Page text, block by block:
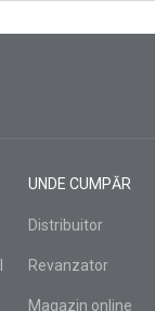
UNDE CUMPĂR
Distribuitor
Revanzator
Magazin online